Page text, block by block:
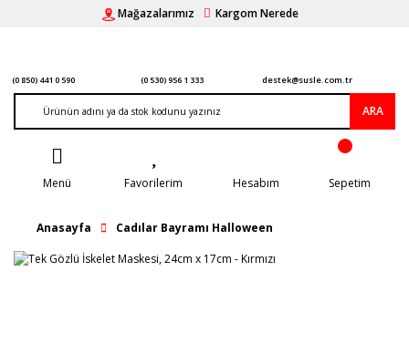
Mağazalarımız Kargom Nerede
(0 850) 441 0 590 (0 530) 956 1 333 destek@susle.com.tr
ARA
Menü Favorilerim Hesabım Sepetim
Anasayfa Cadılar Bayramı Halloween